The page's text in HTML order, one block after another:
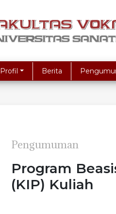
Profil Berita
Pengumuman
Program
(KIP) Kuliah